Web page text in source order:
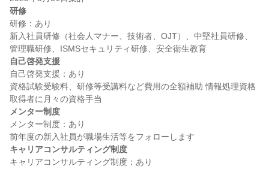
研修
研修：あり
新入社員研修（社会人マナー、技術者、OJT）、中堅社員研修、
自己啓発支援
自己啓発支援：あり
資格試験受験料、研修等受講料など費用の全額補助 情報処理資格
メンター制度
メンター制度：あり
キャリアコンサルティング制度
キャリアコンサルティング制度：あり